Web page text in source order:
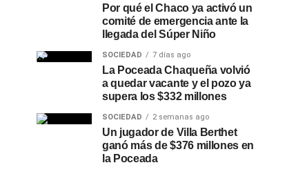
Por qué el Chaco ya activó un
comité de emergencia ante la
llegada del Súper Niño
SOCIEDAD 7 días ago
La Poceada Chaqueña volvió
a quedar vacante y el pozo ya
supera los $332 millones
SOCIEDAD 2 semanas ago
Un jugador de Villa Berthet
ganó más de $376 millones en
la Poceada